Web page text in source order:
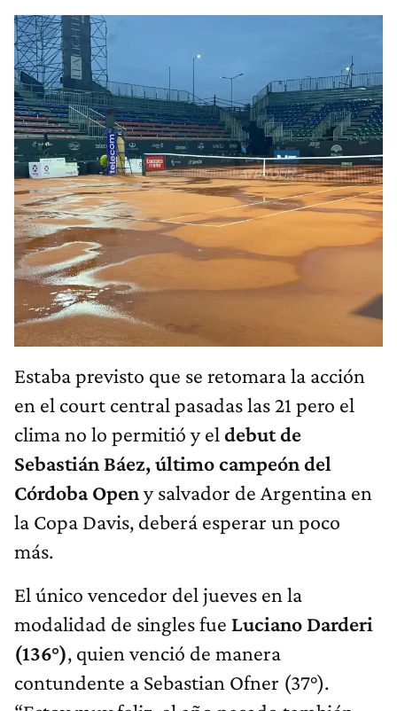
Estaba previsto que se retomara la acción
en el court central pasadas las 21 pero el
clima no lo permitió y el debut de
Sebastián Báez, último campeón del
Córdoba Openy salvador de Argentina en
la Copa Davis, deberá esperar un poco
más.
El único vencedor del jueves en la
modalidad de singles fue Luciano Darderi
(136°), quien venció de manera
contundente a Sebastian Ofner (37°).